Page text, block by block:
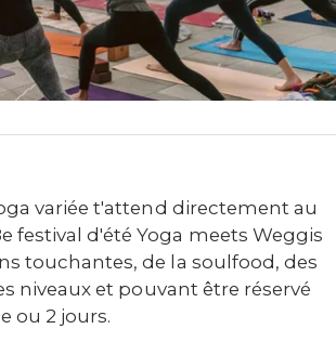
variée t'attend directement au
festival d'été Yoga meets Weggis
touchantes, de la soulfood, des
niveaux et pouvant être réservé
ou 2 jours.